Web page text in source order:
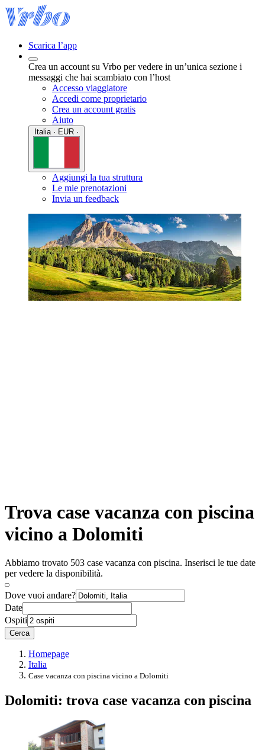
Scarica l’app
Crea un account su Vrbo per vedere in un’unica sezione i
messaggi che hai scambiato con l’host
Accesso viaggiatore
Accedi come proprietario
Crea un account gratis
Aiuto
Aggiungi la tua struttura
Le mie prenotazioni
Invia un feedback
Trova case vacanza con piscina
vicino a Dolomiti
Abbiamo trovato 503 case vacanza con piscina. Inserisci le tue date
per vedere la disponibilità.
Dove vuoi andare?
Date
Ospiti
Cerca
Homepage
Italia
Case vacanza con piscina vicino a Dolomiti
Dolomiti: trova case vacanza con piscina